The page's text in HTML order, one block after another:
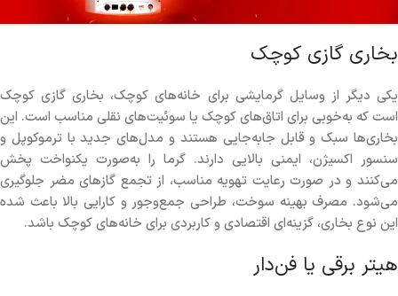
بخاری گازی کوچک
یکی دیگر از وسایل گرمایشی برای خانه‌های کوچک، بخاری گازی کوچک
است که به‌خوبی برای اتاق‌های کوچک یا سوئیت‌های نقلی مناسب است. این
بخاری‌ها سبک و قابل جابه‌جایی هستند و مدل‌های جدید با ترموکوپل و
سنسور اکسیژن، ایمنی بالایی دارند. گرما را به‌صورت یکنواخت پخش
می‌کنند و در صورت رعایت تهویه مناسب، از تجمع گازهای مضر جلوگیری
می‌شود. مصرف بهینه سوخت، طراحی جمع‌وجور و کارایی بالا باعث شده
این نوع بخاری، گزینه‌ای اقتصادی و کاربردی برای خانه‌های کوچک باشد.
هیتر برقی یا فن‌دار